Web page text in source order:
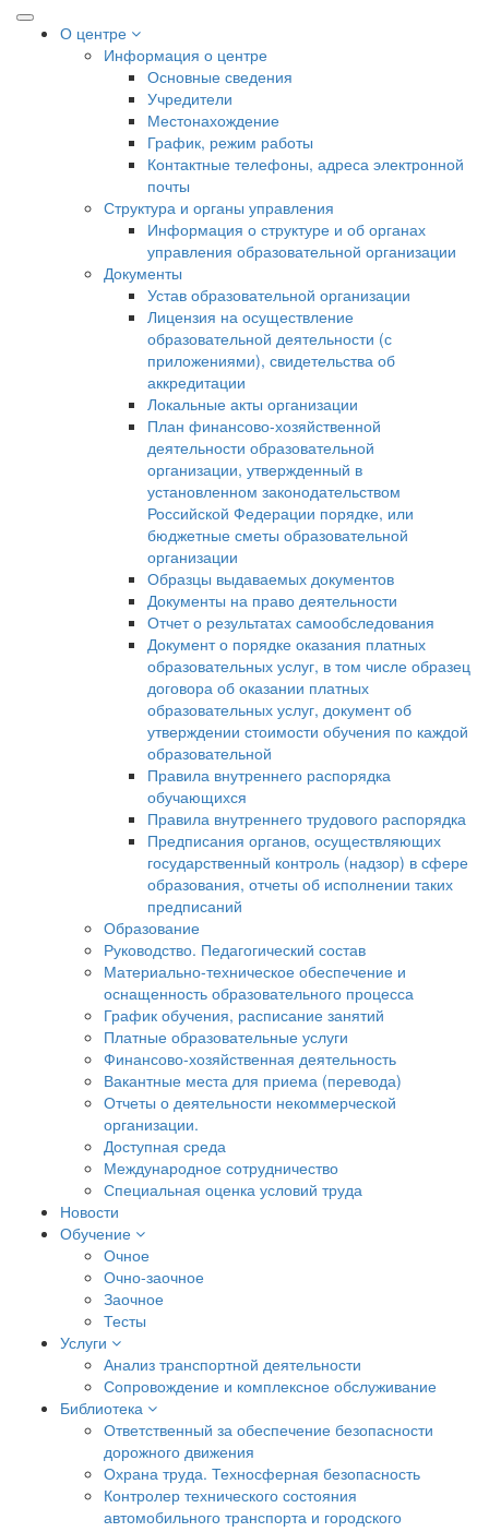
О центре
Информация о центре
Основные сведения
Учредители
Местонахождение
График, режим работы
Контактные телефоны, адреса электронной
почты
Структура и органы управления
Информация о структуре и об органах
управления образовательной организации
Документы
Устав образовательной организации
Лицензия на осуществление
образовательной деятельности (с
приложениями), свидетельства об
аккредитации
Локальные акты организации
План финансово-хозяйственной
деятельности образовательной
организации, утвержденный в
установленном законодательством
Российской Федерации порядке, или
бюджетные сметы образовательной
организации
Образцы выдаваемых документов
Документы на право деятельности
Отчет о результатах самообследования
Документ о порядке оказания платных
образовательных услуг, в том числе образец
договора об оказании платных
образовательных услуг, документ об
утверждении стоимости обучения по каждой
образовательной
Правила внутреннего распорядка
обучающихся
Правила внутреннего трудового распорядка
Предписания органов, осуществляющих
государственный контроль (надзор) в сфере
образования, отчеты об исполнении таких
предписаний
Образование
Руководство. Педагогический состав
Материально-техническое обеспечение и
оснащенность образовательного процесса
График обучения, расписание занятий
Платные образовательные услуги
Финансово-хозяйственная деятельность
Вакантные места для приема (перевода)
Отчеты о деятельности некоммерческой
организации.
Доступная среда
Международное сотрудничество
Специальная оценка условий труда
Новости
Обучение
Очное
Очно-заочное
Заочное
Тесты
Услуги
Анализ транспортной деятельности
Сопровождение и комплексное обслуживание
Библиотека
Ответственный за обеспечение безопасности
дорожного движения
Охрана труда. Техносферная безопасность
Контролер технического состояния
автомобильного транспорта и городского